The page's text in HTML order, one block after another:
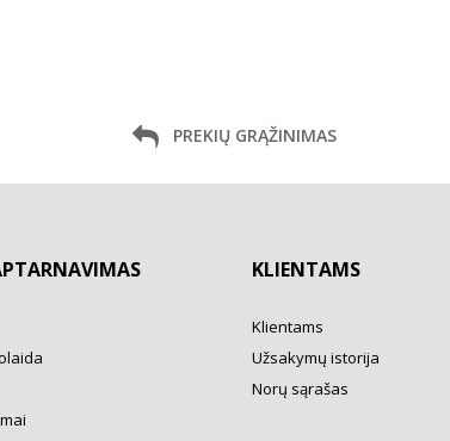
PREKIŲ GRĄŽINIMAS
KLIENTAMS
Klientams
Užsakymų istorija
Norų sąrašas